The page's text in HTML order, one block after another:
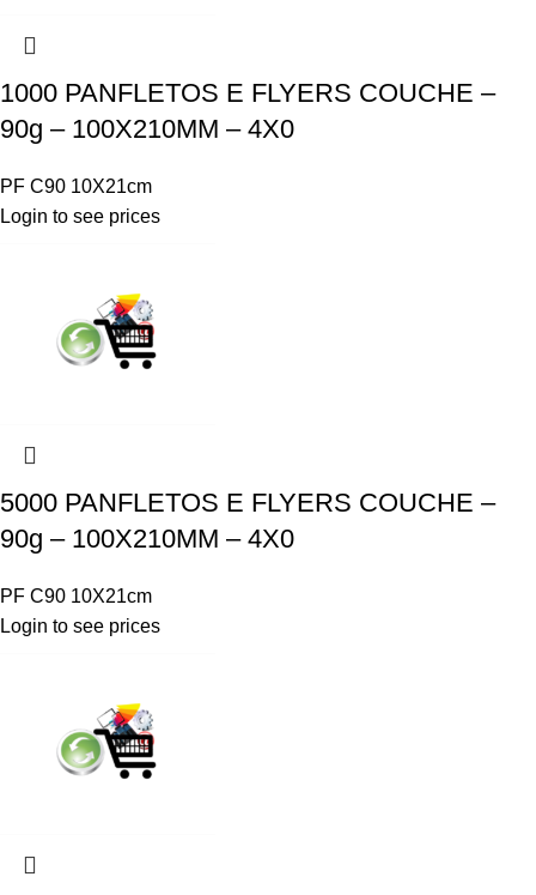
1000 PANFLETOS E FLYERS COUCHE –
90g – 100X210MM – 4X0
PF C90 10X21cm
Login to see prices
5000 PANFLETOS E FLYERS COUCHE –
90g – 100X210MM – 4X0
PF C90 10X21cm
Login to see prices